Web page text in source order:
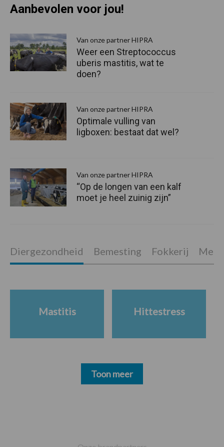
Aanbevolen voor jou!
Van onze partner HIPRA
Weer een Streptococcus
uberis mastitis, wat te
doen?
Van onze partner HIPRA
Optimale vulling van
ligboxen: bestaat dat wel?
Van onze partner HIPRA
“Op de longen van een kalf
moet je heel zuinig zijn”
Diergezondheid Bemesting Fokkerij
Mastitis Hittestress
Toon meer